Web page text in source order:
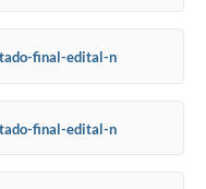
final-edital-n
final-edital-n